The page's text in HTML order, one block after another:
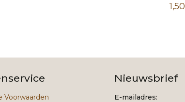
1,50
Voorwaarden
Nieuwsbrief
E-mailadres: